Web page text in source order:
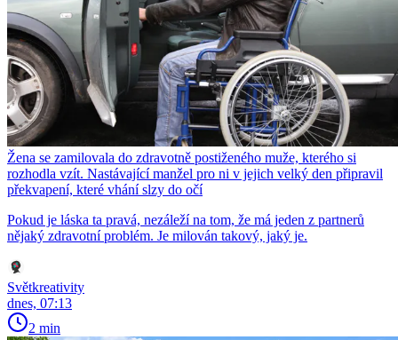
Žena se zamilovala do zdravotně postiženého muže, kterého si
rozhodla vzít. Nastávající manžel pro ni v jejich velký den připravil
překvapení, které vhání slzy do očí
Pokud je láska ta pravá, nezáleží na tom, že má jeden z partnerů
nějaký zdravotní problém. Je milován takový, jaký je.
Světkreativity
dnes, 07:13
2 min